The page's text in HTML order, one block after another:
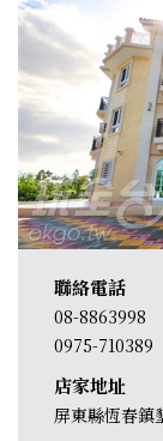
聯絡電話
08-8863998
0975-710389
店家地址
屏東縣恆春